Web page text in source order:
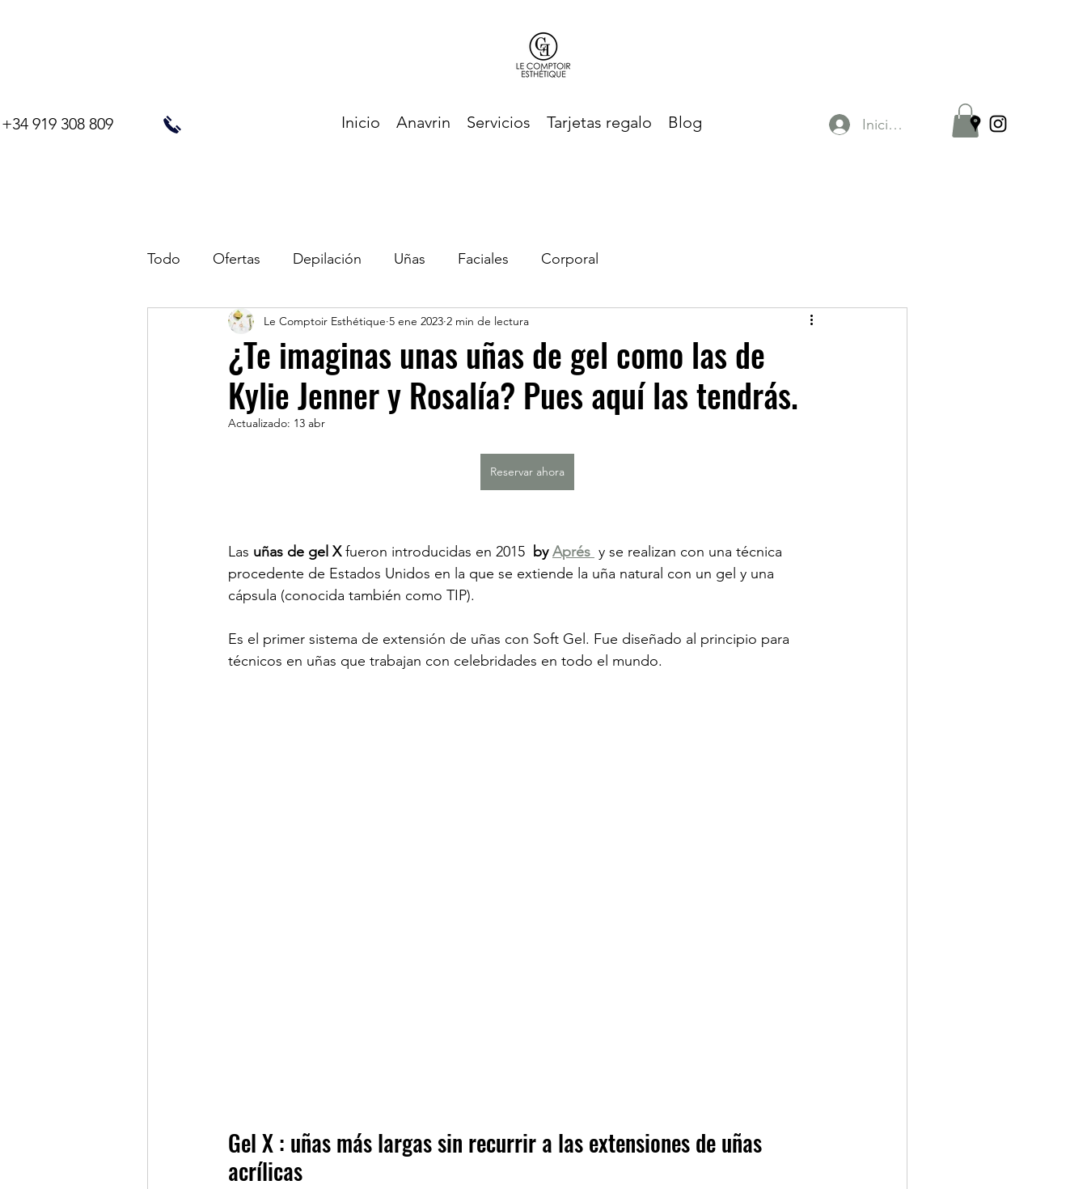
+34 919 308 809 Inicio Anavrin Servicios Tarjetas regalo Blog Iniciar sesión
Todo Ofertas Depilación Uñas Faciales Corporal
¿Te imaginas unas uñas de gel como las de
Kylie Jenner y Rosalía? Pues aquí las tendrás.
Le Comptoir Esthétique 5 ene 2023 2 min de lectura
Actualizado: 13 abr
Reservar ahora
Las uñas de gel X fueron introducidas en 2015 by Aprés y se realizan con una técnica
procedente de Estados Unidos en la que se extiende la uña natural con un gel y una
cápsula (conocida también como TIP).
Es el primer sistema de extensión de uñas con Soft Gel. Fue diseñado al principio para
técnicos en uñas que trabajan con celebridades en todo el mundo.
Gel X : uñas más largas sin recurrir a las extensiones de uñas
acrílicas